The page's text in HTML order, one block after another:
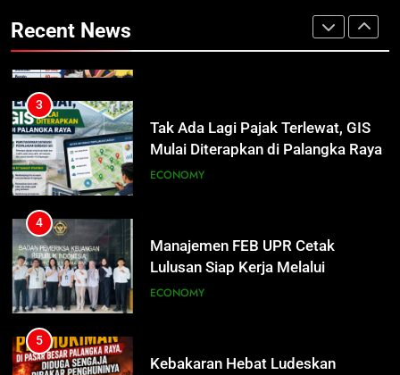
Program Magang Berdampak
ECONOMY
5
Palangka Raya, Diduga Sengaja
Dibakar Penghuninya
HUKUM DAN KRIMINAL
6
Meresahkan Pengendara
REGION VIRAL
Recent News
Warga Indonesia, Ada Uzumaki, D.
Luffy, Shinchan, hingga Doraemon
Mulai Diterapkan di Palangka Raya
ECONOMY
Lulusan Siap Kerja Melalui
Program Magang Berdampak
ECONOMY
Permukiman di Pasar Besar